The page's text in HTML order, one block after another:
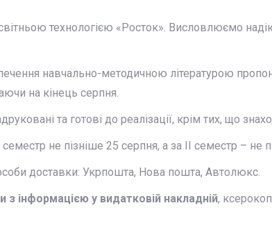
технологією «Росток». Висловлюємо
навчально-методичною літературою
на кінець серпня.
та готові до реалізації, крім тих, що
не пізніше 25 серпня, а за ІІ семестр – не
доставки: Укрпошта, Нова пошта, Автолюкс.
з інформацією у видатковій накладній,